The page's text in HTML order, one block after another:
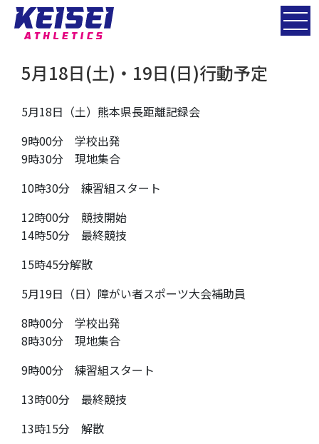
5月18日(土)・19日(日)行動予定
5月18日（土）熊本県長距離記録会
9時00分 学校出発
9時30分 現地集合
10時30分 練習組スタート
12時00分 競技開始
14時50分 最終競技
15時45分解散
5月19日（日）障がい者スポーツ大会補助員
8時00分 学校出発
8時30分 現地集合
9時00分 練習組スタート
13時00分 最終競技
13時15分 解散